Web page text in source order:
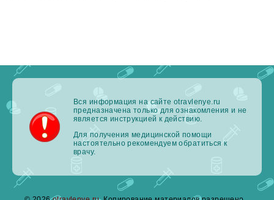
Вся информация на сайте otravlenye.ru
предназначена только для ознакомления и не
является инструкцией к действию.
Для получения медицинской помощи
настоятельно рекомендуем обратиться к
врачу.